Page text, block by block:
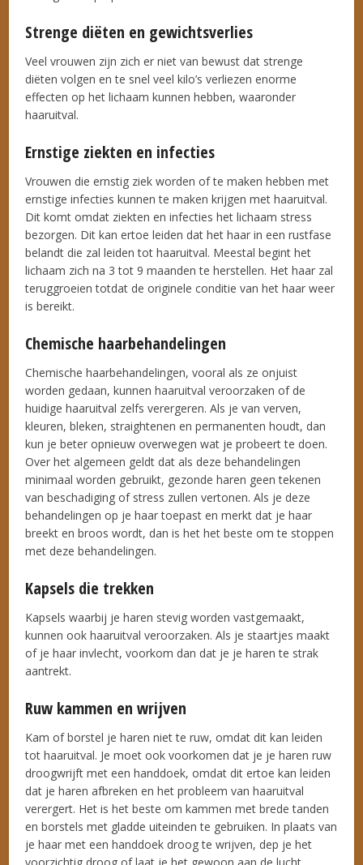
Strenge diëten en gewichtsverlies
Veel vrouwen zijn zich er niet van bewust dat strenge
diëten volgen en te snel veel kilo’s verliezen enorme
effecten op het lichaam kunnen hebben, waaronder
haaruitval.
Ernstige ziekten en infecties
Vrouwen die ernstig ziek worden of te maken hebben met
ernstige infecties kunnen te maken krijgen met haaruitval.
Dit komt omdat ziekten en infecties het lichaam stress
bezorgen. Dit kan ertoe leiden dat het haar in een rustfase
belandt die zal leiden tot haaruitval. Meestal begint het
lichaam zich na 3 tot 9 maanden te herstellen. Het haar zal
teruggroeien totdat de originele conditie van het haar weer
is bereikt.
Chemische haarbehandelingen
Chemische haarbehandelingen, vooral als ze onjuist
worden gedaan, kunnen haaruitval veroorzaken of de
huidige haaruitval zelfs verergeren. Als je van verven,
kleuren, bleken, straightenen en permanenten houdt, dan
kun je beter opnieuw overwegen wat je probeert te doen.
Over het algemeen geldt dat als deze behandelingen
minimaal worden gebruikt, gezonde haren geen tekenen
van beschadiging of stress zullen vertonen. Als je deze
behandelingen op je haar toepast en merkt dat je haar
breekt en broos wordt, dan is het het beste om te stoppen
met deze behandelingen.
Kapsels die trekken
Kapsels waarbij je haren stevig worden vastgemaakt,
kunnen ook haaruitval veroorzaken. Als je staartjes maakt
of je haar invlecht, voorkom dan dat je je haren te strak
aantrekt.
Ruw kammen en wrijven
Kam of borstel je haren niet te ruw, omdat dit kan leiden
tot haaruitval. Je moet ook voorkomen dat je je haren ruw
droogwrijft met een handdoek, omdat dit ertoe kan leiden
dat je haren afbreken en het probleem van haaruitval
verergert. Het is het beste om kammen met brede tanden
en borstels met gladde uiteinden te gebruiken. In plaats van
je haar met een handdoek droog te wrijven, dep je het